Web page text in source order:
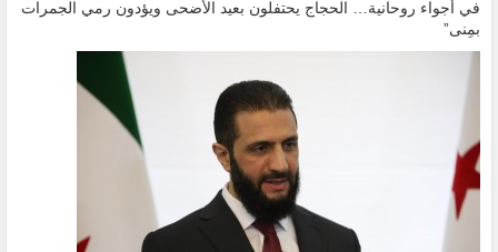
في أجواء روحانية… الحجاج يحتفلون بعيد الأضحى ويؤدون رمي الجمرات
بمِنى”